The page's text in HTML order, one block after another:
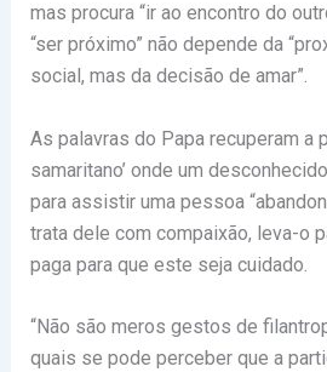
mas procura “ir ao encontro do
“ser próximo” não depende da
social, mas da decisão de amar”.
As palavras do Papa recuperam a
samaritano’ onde um
para assistir uma pessoa
trata dele com compaixão, leva-o
paga para que este seja cuidado.
“Não são meros gestos de
quais se pode perceber que a